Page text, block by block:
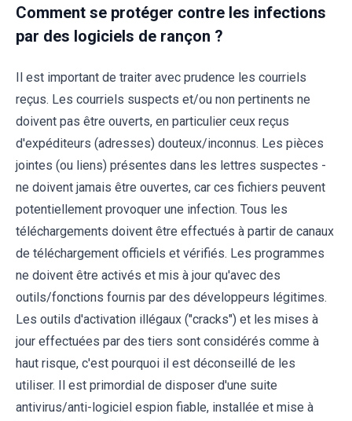
Comment se protéger contre les infections
par des logiciels de rançon ?
Il est important de traiter avec prudence les courriels
reçus. Les courriels suspects et/ou non pertinents ne
doivent pas être ouverts, en particulier ceux reçus
d'expéditeurs (adresses) douteux/inconnus. Les pièces
jointes (ou liens) présentes dans les lettres suspectes -
ne doivent jamais être ouvertes, car ces fichiers peuvent
potentiellement provoquer une infection. Tous les
téléchargements doivent être effectués à partir de canaux
de téléchargement officiels et vérifiés. Les programmes
ne doivent être activés et mis à jour qu'avec des
outils/fonctions fournis par des développeurs légitimes.
Les outils d'activation illégaux ("cracks") et les mises à
jour effectuées par des tiers sont considérés comme à
haut risque, c'est pourquoi il est déconseillé de les
utiliser. Il est primordial de disposer d'une suite
antivirus/anti-logiciel espion fiable, installée et mise à